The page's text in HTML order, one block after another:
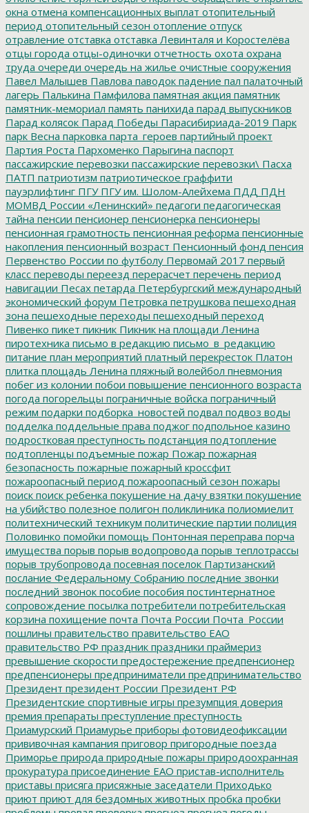
окна отмена компенсационных выплат отопительный
период отопительный сезон отопление отпуск
отравление отставка отставка Левинталя и Коростелёва
отцы города отцы-одиночки отчетность охота охрана
труда очереди очередь на жилье очистные сооружения
Павел Малышев Павлова паводок падение пал палаточный
лагерь Палькина Памфилова памятная акция памятник
памятник-мемориал память панихида парад выпускников
Парад колясок Парад Победы Парасибириада-2019 Парк
парк Весна парковка парта_героев партийный проект
Партия Роста Пархоменко Парыгина паспорт
пассажирские перевозки пассажирские перевозки\ Пасха
ПАТП патриотизм патриотическое граффити
пауэрлифтинг ПГУПГУ им. Шолом-Алейхема ПДД ПДН
МОМВД России «Ленинский» педагоги педагогическая
тайна пенсии пенсионер пенсионерка пенсионеры
пенсионная грамотность пенсионная реформа пенсионные
накопления пенсионный возраст Пенсионный фонд пенсия
Первенство России по футболу Первомай 2017 первый
класс переводы переезд перерасчет перечень период
навигации Песах петарда Петербургский международный
экономический форум Петровка петрушкова пешеходная
зона пешеходные переходы пешеходный переход
Пивенко пикет пикник Пикник на площади Ленина
пиротехника письмо в редакцию письмо_в_редакцию
питание план мероприятий платный перекресток Платон
плитка площадь Ленина пляжный волейбол пневмония
побег из колонии побои повышение пенсионного возраста
погода погорельцы пограничные войска пограничный
режим подарки подборка_новостей подвал подвоз воды
подделка поддельные права поджог подпольное казино
подростковая преступность подстанция подтопление
подтопленцы подъемные пожар Пожар пожарная
безопасность пожарные пожарный кроссфит
пожароопасный период пожароопасный сезон пожары
поиск поиск ребенка покушение на дачу взятки покушение
на убийство полезное полигон поликлиника полиомиелит
политехнический техникум политические партии полиция
Половинко помойки помощь Понтонная переправа порча
имущества порыв порыв водопровода порыв теплотрассы
порыв трубопровода посевная поселок Партизанский
послание Федеральному Собранию последние звонки
последний звонок пособие пособия постинтернатное
сопровождение посылка потребители потребительская
корзина похищение почта Почта России Почта_России
пошлины правительство правительство ЕАО
правительство РФ праздник праздники праймериз
превышение скорости предостережение предпенсионер
предпенсионеры предприниматели предпринимательство
Президент президент России Президент РФ
Президентские спортивные игры презумпция доверия
премия препараты преступление преступность
Приамурский Приамурье приборы фотовидеофиксации
прививочная кампания приговор пригородные поезда
Приморье природа природные пожары природоохранная
прокуратура присоединение ЕАО пристав-исполнитель
приставы присяга присяжные заседатели Приходько
приют приют для бездомных животных пробка пробки